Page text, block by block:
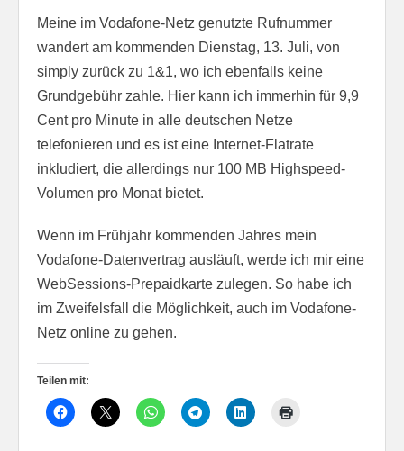
Meine im Vodafone-Netz genutzte Rufnummer
wandert am kommenden Dienstag, 13. Juli, von
simply zurück zu 1&1, wo ich ebenfalls keine
Grundgebühr zahle. Hier kann ich immerhin für 9,9
Cent pro Minute in alle deutschen Netze
telefonieren und es ist eine Internet-Flatrate
inkludiert, die allerdings nur 100 MB Highspeed-
Volumen pro Monat bietet.
Wenn im Frühjahr kommenden Jahres mein
Vodafone-Datenvertrag ausläuft, werde ich mir eine
WebSessions-Prepaidkarte zulegen. So habe ich
im Zweifelsfall die Möglichkeit, auch im Vodafone-
Netz online zu gehen.
Teilen mit: